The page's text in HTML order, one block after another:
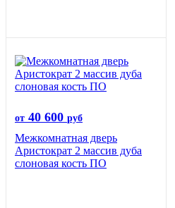
от 40 600 руб
Межкомнатная дверь
Аристократ 2 массив дуба
слоновая кость ПО